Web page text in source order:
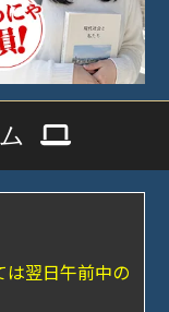
翌日午前中の